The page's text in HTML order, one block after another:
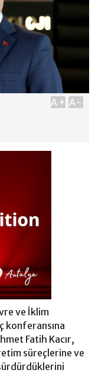
A+ A-
ve İklim
konferansına
Fatih Kacır,
süreçlerine ve